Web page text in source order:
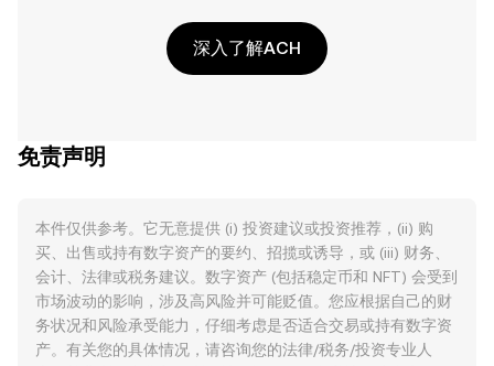
深入了解ACH
免责声明
本件仅供参考。它无意提供 (i) 投资建议或投资推荐，(ii) 购
买、出售或持有数字资产的要约、招揽或诱导，或 (iii) 财务、
会计、法律或税务建议。数字资产 (包括稳定币和 NFT) 会受到
市场波动的影响，涉及高风险并可能贬值。您应根据自己的财
务状况和风险承受能力，仔细考虑是否适合交易或持有数字资
产。有关您的具体情况，请咨询您的法律/税务/投资专业人